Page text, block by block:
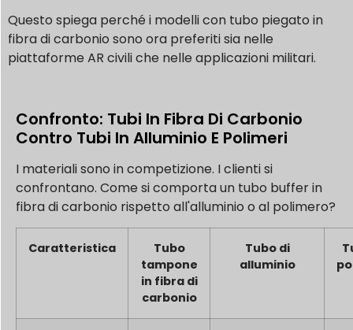
Questo spiega perché i modelli con tubo piegato in
fibra di carbonio sono ora preferiti sia nelle
piattaforme AR civili che nelle applicazioni militari.
Confronto: Tubi In Fibra Di Carbonio
Contro Tubi In Alluminio E Polimeri
I materiali sono in competizione. I clienti si
confrontano. Come si comporta un tubo buffer in
fibra di carbonio rispetto all'alluminio o al polimero?
Caratteristica
Tubo
tampone
in fibra di
carbonio
Tubo di
alluminio